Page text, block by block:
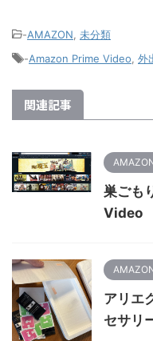
-AMAZON 未分類
-Amazon Prime Video 外
関連記事
巣ごも
Video
アリエ
セサリ